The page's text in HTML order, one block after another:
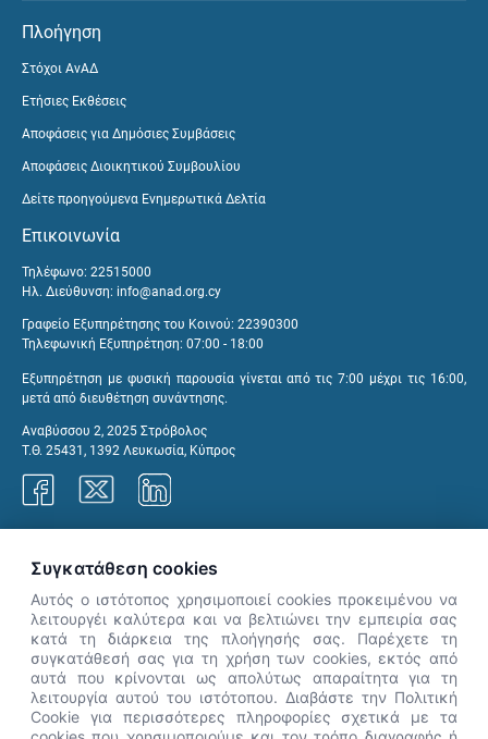
Πλοήγηση
Στόχοι ΑνΑΔ
Ετήσιες Εκθέσεις
Αποφάσεις για Δημόσιες Συμβάσεις
Αποφάσεις Διοικητικού Συμβουλίου
Δείτε προηγούμενα Ενημερωτικά Δελτία
Επικοινωνία
Τηλέφωνο: 22515000
Ηλ. Διεύθυνση: info@anad.org.cy
Γραφείο Εξυπηρέτησης του Κοινού: 22390300
Τηλεφωνική Εξυπηρέτηση: 07:00 - 18:00
Εξυπηρέτηση με φυσική παρουσία γίνεται από τις 7:00 μέχρι τις 16:00,
μετά από διευθέτηση συνάντησης.
Αναβύσσου 2, 2025 Στρόβολος
Τ.Θ. 25431, 1392 Λευκωσία, Κύπρος
👋 Καλώς ήρθες! Είμαι η Νόησις.
Πες μου πώς μπορώ να σε βοηθήσω
σήμερα.
Συγκατάθεση cookies
Αυτός ο ιστότοπος χρησιμοποιεί cookies προκειμένου να
λειτουργέι καλύτερα και να βελτιώνει την εμπειρία σας
κατά τη διάρκεια της πλοήγησής σας. Παρέχετε τη
συγκατάθεσή σας για τη χρήση των cookies, εκτός από
αυτά που κρίνονται ως απολύτως απαραίτητα για τη
λειτουργία αυτού του ιστότοπου. Διαβάστε την Πολιτική
Cookie για περισσότερες πληροφορίες σχετικά με τα